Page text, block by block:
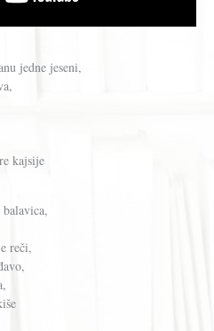
jedne jeseni,
kajsije
reči,